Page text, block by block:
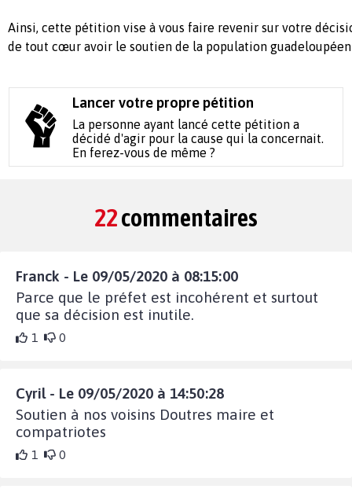
Ainsi, cette pétition vise à vous faire revenir sur votre
de tout cœur avoir le soutien de la population
Lancer votre propre pétition
La personne ayant lancé cette pétition a
décidé d'agir pour la cause qui la concernait.
En ferez-vous de même ?
22commentaires
Franck - Le 09/05/2020 à 08:15:00
Parce que le préfet est incohérent et surtout
que sa décision est inutile.
1 0
Cyril - Le 09/05/2020 à 14:50:28
Soutien à nos voisins Doutres maire et
compatriotes
1 0